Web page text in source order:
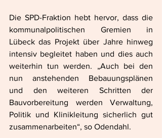
Die SPD-Fraktion hebt hervor, dass die
kommunalpolitischen Gremien in
Lübeck das Projekt über Jahre hinweg
intensiv begleitet haben und dies auch
weiterhin tun werden. „Auch bei den
nun anstehenden Bebauungsplänen
und den weiteren Schritten der
Bauvorbereitung werden Verwaltung,
Politik und Klinikleitung sicherlich gut
zusammenarbeiten“, so Odendahl.